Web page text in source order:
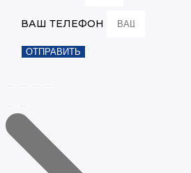
ВАШ ТЕЛЕФОН
ОТПРАВИТЬ